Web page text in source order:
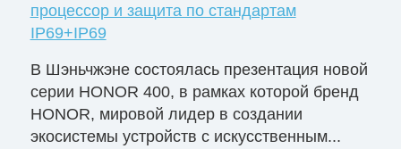
процессор и защита по стандартам
IP69+IP69
В Шэньчжэне состоялась презентация новой
серии HONOR 400, в рамках которой бренд
HONOR, мировой лидер в создании
экосистемы устройств с искусственным...